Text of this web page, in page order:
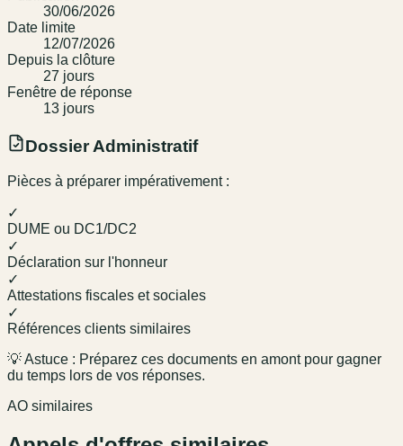
30/06/2026
Date limite
12/07/2026
Depuis la clôture
27 jours
Fenêtre de réponse
13 jours
Dossier Administratif
Pièces à préparer impérativement :
✓
DUME ou DC1/DC2
✓
Déclaration sur l'honneur
✓
Attestations fiscales et sociales
✓
Références clients similaires
💡 Astuce : Préparez ces documents en amont pour gagner
du temps lors de vos réponses.
AO similaires